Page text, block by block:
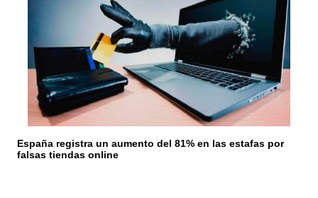
España registra un aumento del 81% en las estafas por
falsas tiendas online